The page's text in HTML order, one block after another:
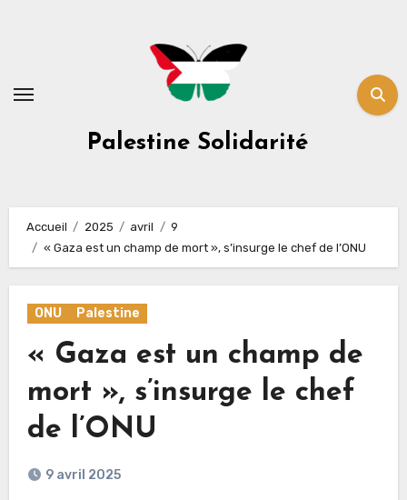
Palestine Solidarité
Accueil 2025 avril
9
« Gaza est un champ de mort », s’insurge le chef de l’ONU
ONU Palestine
« Gaza est un champ de
mort », s’insurge le chef
de l’ONU
9 avril 2025